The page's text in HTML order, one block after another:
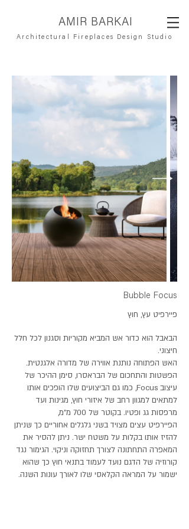
AMIR BARKAI
Architectural Fireplaces Design Studio
Bubble Focus
פיירפיט עץ, חוץ
הבאבל הוא כדור אש המביא מקוריות וסגנון לכל חלל
חיצוני.
האש הפתוחה נותנת אווירה של מדורה אלגנטית.
הפשטות והתחכום של הבראסרו, סימן ההיכר של
עיצוב Focus, כמו גם הביצועים שלו הופכים אותו
למתאים למגוון רחב של איזורי חוץ, מגינות ועד
מרפסות גג ופטיו. בקוטר של 700 מ"מ,
הפיירפיט עצים מצויד בשני גלגלים אחוריים כך שניתן
להזיז אותו בקלות על משטח ישר. ניתן להסיר את
המאפרה התחתונה לצורך תחזוקה וניקוי. הגימור נגד
קורוזיה של הדגם נועד לעמוד בתנאי חוץ כך שהוא
ישמור על המראה הקלאסי שלו לאורך עונות השנה.